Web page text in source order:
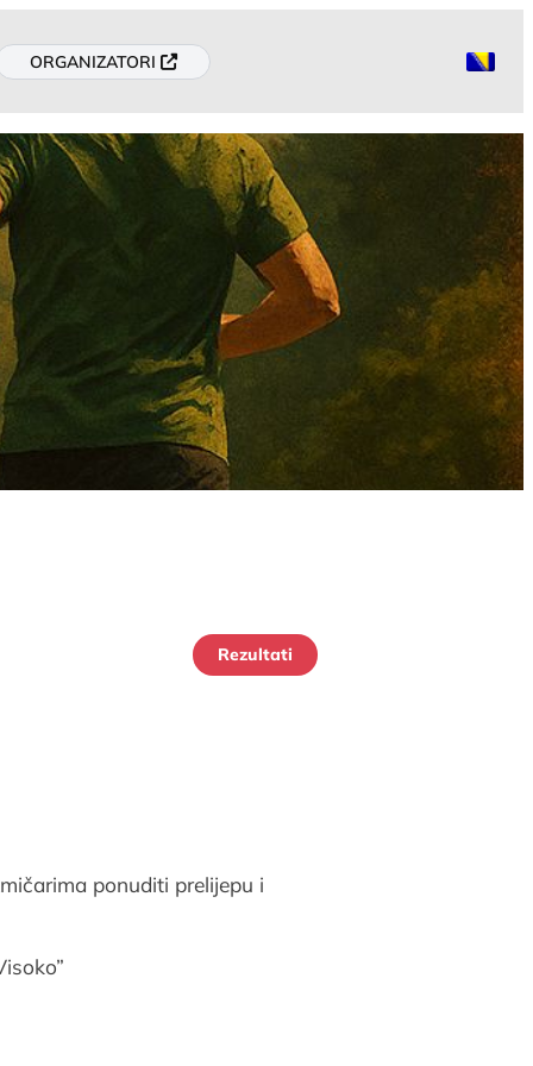
ORGANIZATORI
Rezultati
ponuditi prelijepu i